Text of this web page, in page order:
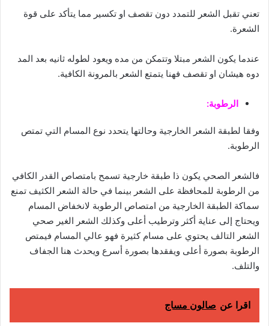
تعني تقبل الشعر للتمدد دون تقصف او تكسير مما يتأكد على قوة
الشعرة.
عندما يكون الشعر مبتلا وتتمكن من مده ويعود لطوله ثانيه بعد المد
دوه هيشان او تقصف فهنا يتمتع الشعر بالمرونة الكافية.
الرطوبة:
وفقا لطبقة الشعر الخارجية وحالتها يتحدد نوع المسام التي تمتص
الرطوبة.
فالشعر الصحي يكون ذا طبقة خارجية تسمح بامتصاص القدر الكافي
من الرطوبة للمحافظة على الشعر بينما في حالة الشعر الكثيف تمنع
سماكة الطبقة الخارجية من امتصاص الرطوبة لانخفاض المسام
ويحتاج إلى عناية أكثر وترطيب أعلى وكذلك الشعر الغير صحي
الشعر التالف يحتوي على مسام كثيرة فهو عالي المسام فيمتص
الرطوبة بصورة أعلى ويفقدها بصورة أسرع ويحدث هنا الجفاف
والتلف.
اقرا عن صالون مساج